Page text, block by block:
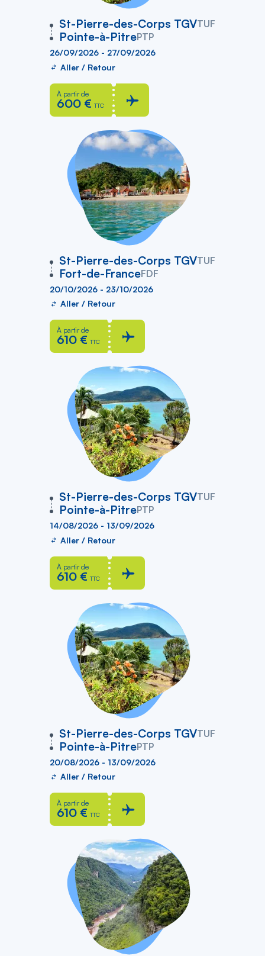
St-Pierre-des-Corps TGVTUF
vers
Pointe-à-PitrePTP
26/09/2026 - 27/09/2026
Aller / Retour
À partir de
600 € TTC
St-Pierre-des-Corps TGVTUF
vers
Fort-de-FranceFDF
20/10/2026 - 23/10/2026
Aller / Retour
À partir de
610 € TTC
St-Pierre-des-Corps TGVTUF
vers
Pointe-à-PitrePTP
14/08/2026 - 13/09/2026
Aller / Retour
À partir de
610 € TTC
St-Pierre-des-Corps TGVTUF
vers
Pointe-à-PitrePTP
20/08/2026 - 13/09/2026
Aller / Retour
À partir de
610 € TTC